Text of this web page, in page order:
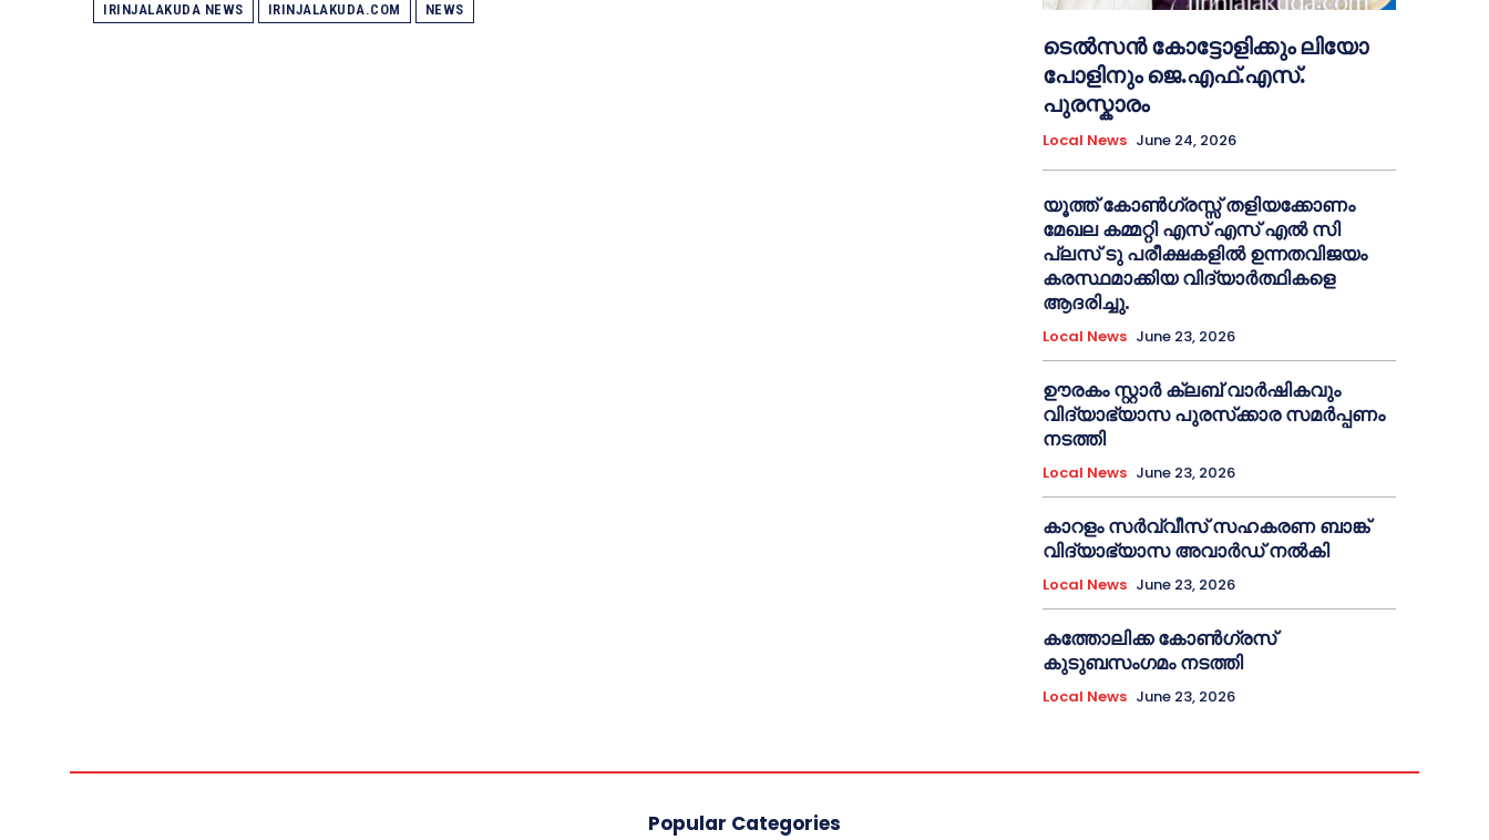
IRINJALAKUDA NEWS
IRINJALAKUDA.COM NEWS
ടെൽസൻ കോട്ടോളിക്കും ലിയോ
പോളിനും ജെ.എഫ്.എസ്.
പുരസ്കാരം
Local News June 24, 2026
യൂത്ത് കോൺഗ്രസ്സ് തളിയക്കോണം
മേഖല കമ്മറ്റി എസ് എസ് എൽ സി
പ്ലസ് ടു പരീക്ഷകളിൽ ഉന്നതവിജയം
കരസ്ഥമാക്കിയ വിദ്യാർത്ഥികളെ
ആദരിച്ചു.
Local News June 23, 2026
ഊരകം സ്റ്റാർ ക്ലബ് വാർഷികവും
വിദ്യാഭ്യാസ പുരസ്‌ക്കാര സമർപ്പണം
നടത്തി
Local News June 23, 2026
കാറളം സർവ്വീസ് സഹകരണ ബാങ്ക്
വിദ്യാഭ്യാസ അവാർഡ് നൽകി
Local News June 23, 2026
കത്തോലിക്ക കോൺഗ്രസ്
കുടുബസംഗമം നടത്തി
Local News June 23, 2026
Popular Categories